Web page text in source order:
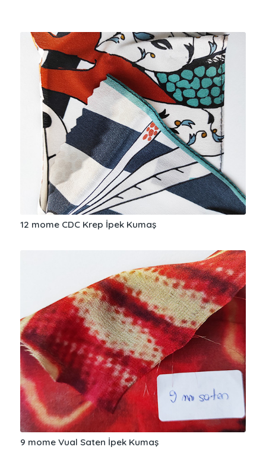
12 mome CDC Krep İpek Kumaş
9 mome Vual Saten İpek Kumaş